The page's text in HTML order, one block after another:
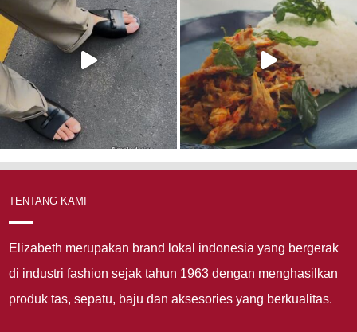
TENTANG KAMI
Elizabeth merupakan brand lokal indonesia yang bergerak
di industri fashion sejak tahun 1963 dengan menghasilkan
produk tas, sepatu, baju dan aksesories yang berkualitas.